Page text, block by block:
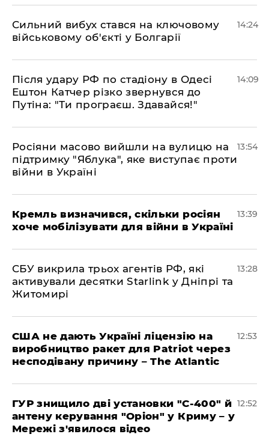
Сильний вибух стався на ключовому
військовому об'єкті у Болгарії
14:24
Після удару РФ по стадіону в Одесі
Ештон Катчер різко звернувся до
Путіна: "Ти програєш. Здавайся!"
14:09
Росіяни масово вийшли на вулицю на
підтримку "Яблука", яке виступає проти
війни в Україні
13:54
Кремль визначився, скільки росіян
хоче мобілізувати для війни в Україні
13:39
СБУ викрила трьох агентів РФ, які
активували десятки Starlink у Дніпрі та
Житомирі
13:28
США не дають Україні ліцензію на
виробництво ракет для Patriot через
несподівану причину – The Atlantic
12:53
ГУР знищило дві установки "С-400" й
антену керування "Оріон" у Криму – у
Мережі з'явилося відео
12:52